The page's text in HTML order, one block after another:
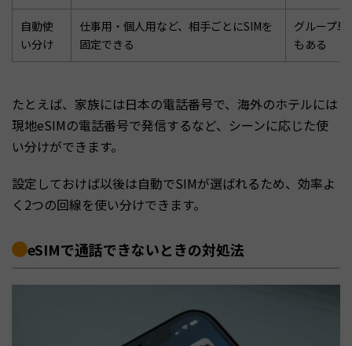
自動使
い分け
仕事用・個人用など、相手ごとにSIMを
固定できる
グループ
もある
たとえば、家族には日本の電話番号で、海外のホテルには
現地eSIMの電話番号で発信するなど、シーンに応じた使
い分けができます。
設定しておけば以後は自動でSIMが選ばれるため、効率よ
く2つの回線を使い分けできます。
eSIMで通話できないときの対処法